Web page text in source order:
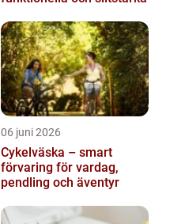
06 juni 2026
Cykelväska – smart
förvaring för vardag,
pendling och äventyr